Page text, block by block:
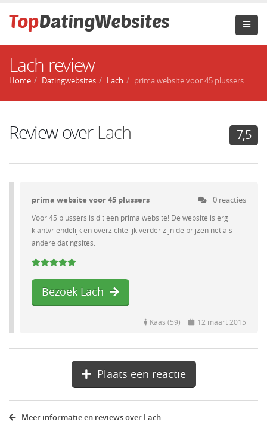
Lach review
Home Datingwebsites Lach prima website voor 45 plussers
Review over Lach 7,5
prima website voor 45 plussers 0 reacties
Voor 45 plussers is dit een prima website! De website is erg
klantvriendelijk en overzichtelijk verder zijn de prijzen net als
andere datingsites.
Bezoek Lach
Kaas (59) 12 maart 2015
Plaats een reactie
Meer informatie en reviews over Lach